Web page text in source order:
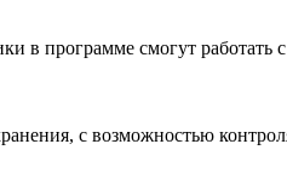
в программе смогут
с возможностью